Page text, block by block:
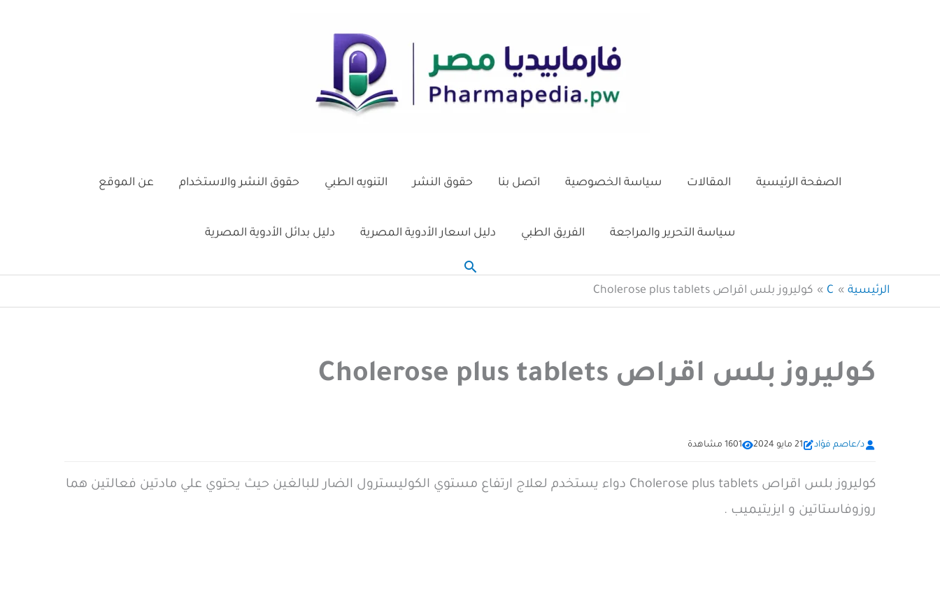
الصفحة الرئيسية المقالات سياسة الخصوصية اتصل بنا حقوق النشر التنويه الطبي حقوق النشر والاستخدام عن الموقع
سياسة التحرير والمراجعة الفريق الطبي دليل اسعار الأدوية المصرية دليل بدائل الأدوية المصرية
البحث
الرئيسية C كوليروز بلس اقراص Cholerose plus tablets
كوليروز بلس اقراص Cholerose plus tablets
د/عاصم فؤاد 21 مايو 2024 1601 مشاهدة
كوليروز بلس اقراص Cholerose plus tablets دواء يستخدم لعلاج ارتفاع مستوي الكوليسترول الضار للبالغين حيث يحتوي علي مادتين فعالتين هما
روزوفاستاتين و ايزيتيميب .